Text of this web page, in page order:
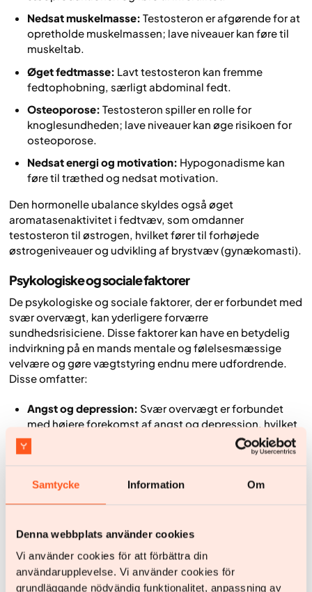
Samtycke Information Om
Denna webbplats använder cookies
Vi använder cookies för att förbättra din
användarupplevelse. Vi använder cookies för
grundläggande nödvändig funktionalitet, anpassning av
Nedsat muskelmasse: Testosteron er afgørende for at
opretholde muskelmassen; lave niveauer kan føre til
muskeltab.
Øget fedtmasse: Lavt testosteron kan fremme
fedtophobning, særligt abdominal fedt.
Osteoporose: Testosteron spiller en rolle for
knoglesundheden; lave niveauer kan øge risikoen for
osteoporose.
Nedsat energi og motivation: Hypogonadisme kan
føre til træthed og nedsat motivation.
Den hormonelle ubalance skyldes også øget
aromatasenaktivitet i fedtvæv, som omdanner
testosteron til østrogen, hvilket fører til forhøjede
østrogeniveauer og udvikling af brystvæv (gynækomasti).
Psykologiske og sociale faktorer
De psykologiske og sociale faktorer, der er forbundet med
svær overvægt, kan yderligere forværre
sundhedsrisiciene. Disse faktorer kan have en betydelig
indvirkning på en mands mentale og følelsesmæssige
velvære og gøre vægtstyring endnu mere udfordrende.
Disse omfatter:
Angst og depression: Svær overvægt er forbundet
med højere forekomst af angst og depression, hvilket
udgør en betydelig belastning for den mentale
sundhed [13].
med svær overvægt kan opleve social stigmatisering
og diskrimination, hvilket kan føre til følelser af
selvværdet og de sociale relationer negativt [14].
Usunde mestringsstrategier:Som reaktion på
psykologisk belastning kan nogle mænd ty til usunde